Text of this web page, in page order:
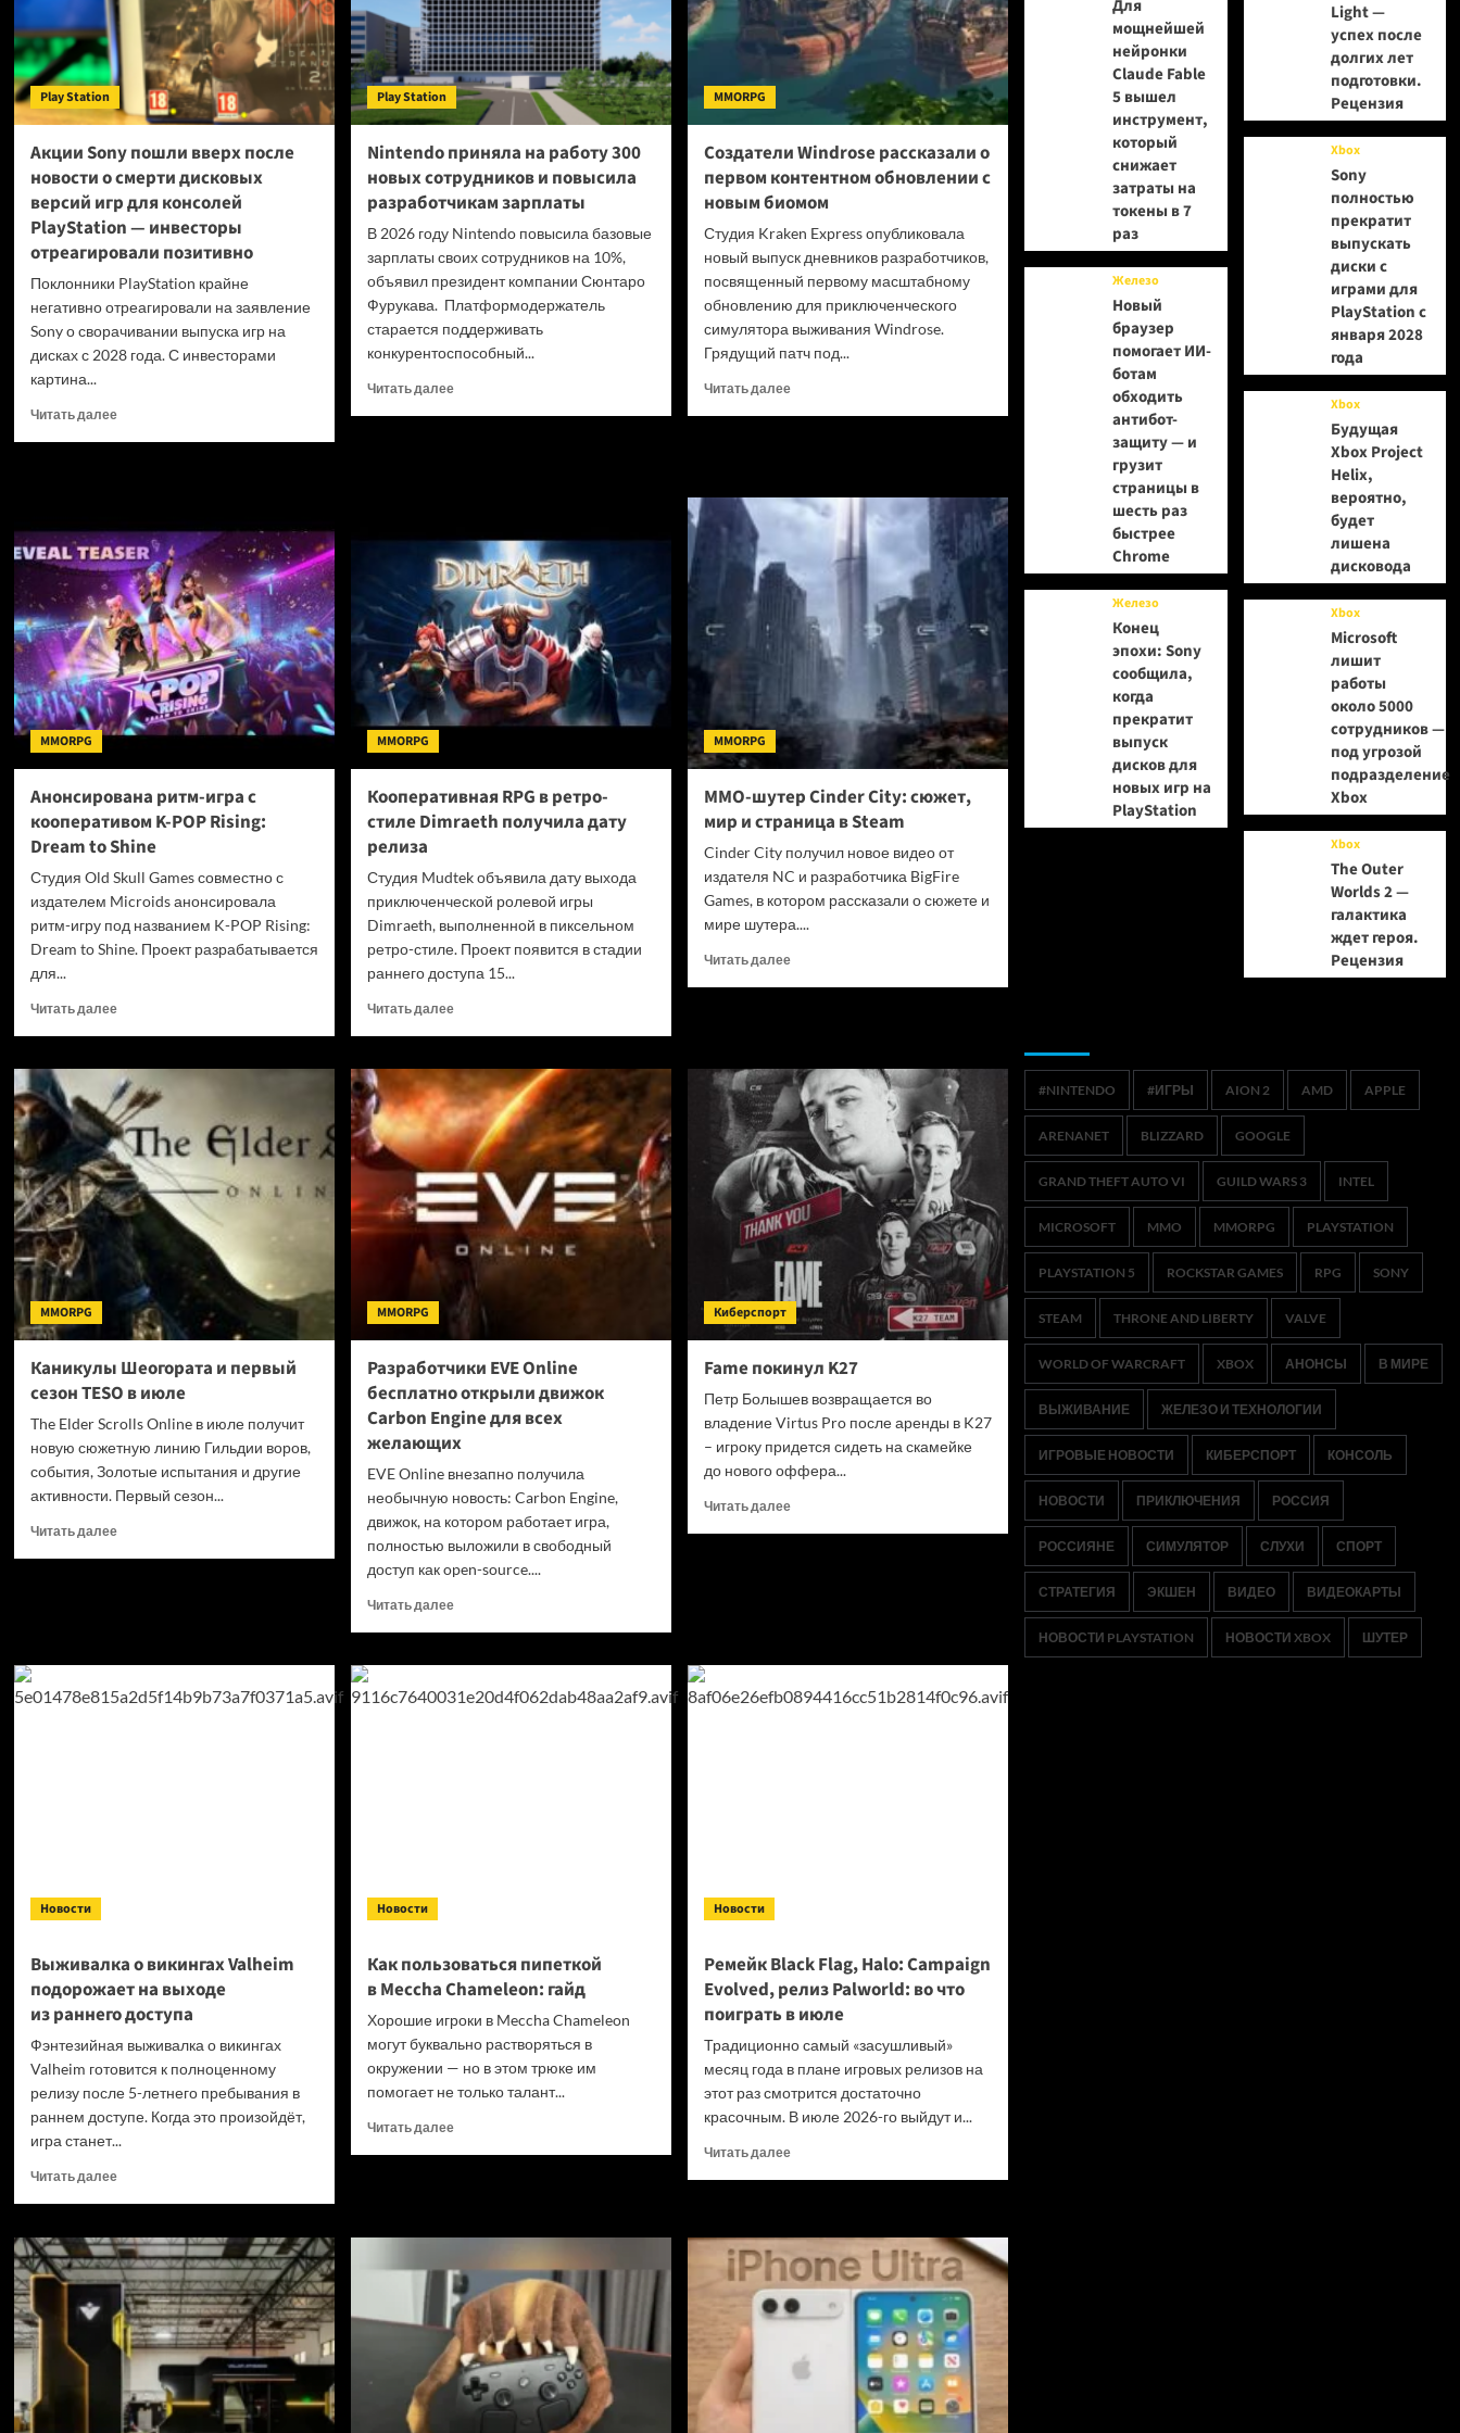
Play Station
Акции Sony пошли вверх после
новости о смерти дисковых
версий игр для консолей
PlayStation — инвесторы
отреагировали позитивно
Поклонники PlayStation крайне
негативно отреагировали на заявление
Sony о сворачивании выпуска игр на
дисках с 2028 года. С инвесторами
картина...
Читать далееПрочитать
вверх
после
новости
о
смерти
дисковых
версий
игр
для
консолей
PlayStation
отреагировали
позитивно
Play Station
Nintendo приняла на работу 300
новых сотрудников и повысила
разработчикам зарплаты
В 2026 году Nintendo повысила базовые
зарплаты своих сотрудников на 10%,
объявил президент компании Сюнтаро
Фурукава. Платформодержатель
старается поддерживать
конкурентоспособный...
Читать далееПрочитать
новых
сотрудников
и
повысила
разработчикам
зарплаты
MMORPG
Создатели Windrose рассказали о
первом контентном обновлении с
новым биомом
Студия Kraken Express опубликовала
новый выпуск дневников разработчиков,
посвященный первому масштабному
обновлению для приключенческого
симулятора выживания Windrose.
Грядущий патч под...
Читать далееПрочитать
о
контентном
обновлении
с
новым
биомом
MMORPG
Анонсирована ритм-игра с
кооперативом K-POP Rising:
Dream to Shine
Студия Old Skull Games совместно с
издателем Microids анонсировала
ритм-игру под названием K-POP Rising:
Dream to Shine. Проект разрабатывается
для...
Читать далееПрочитать
Анонсирована
ритм-
игра
с
кооперативом
K-
POP
Rising:
Dream
Shine
MMORPG
Кооперативная RPG в ретро-
стиле Dimraeth получила дату
релиза
Студия Mudtek объявила дату выхода
приключенческой ролевой игры
Dimraeth, выполненной в пиксельном
ретро-стиле. Проект появится в стадии
раннего доступа 15...
Читать далееПрочитать
Кооперативная
RPG
в
ретро-
стиле
Dimraeth
получила
дату
релиза
MMORPG
MMO-шутер Cinder City: сюжет,
мир и страница в Steam
Cinder City получил новое видео от
издателя NC и разработчика BigFire
Games, в котором рассказали о сюжете и
мире шутера....
Читать далееПрочитать
City:
сюжет,
мир
страница
в
Steam
MMORPG
Каникулы Шеогората и первый
сезон TESO в июле
The Elder Scrolls Online в июле получит
новую сюжетную линию Гильдии воров,
события, Золотые испытания и другие
активности. Первый сезон...
Читать далееПрочитать
TESO
MMORPG
Разработчики EVE Online
бесплатно открыли движок
Carbon Engine для всех
желающих
EVE Online внезапно получила
необычную новость: Carbon Engine,
движок, на котором работает игра,
полностью выложили в свободный
доступ как open-source....
Читать далееПрочитать
Разработчики
Online
Киберспорт
Fame покинул K27
Петр Болышев возвращается во
владение Virtus Pro после аренды в K27
– игроку придется сидеть на скамейке
до нового оффера...
Читать далееПрочитать
Новости
Выживалка о викингах Valheim
подорожает на выходе
из раннего доступа
Фэнтезийная выживалка о викингах
Valheim готовится к полноценному
релизу после 5-летнего пребывания в
раннем доступе. Когда это произойдёт,
игра станет...
Читать далееПрочитать
Выживалка
о викингах
Valheim
подорожает
на выходе
из раннего
доступа
Новости
Как пользоваться пипеткой
в Meccha Chameleon: гайд
Хорошие игроки в Meccha Chameleon
могут буквально растворяться в
окружении — но в этом трюке им
помогает не только талант...
Читать далееПрочитать
Chameleon:
гайд
Новости
Ремейк Black Flag, Halo: Campaign
Evolved, релиз Palworld: во что
поиграть в июле
Традиционно самый «засушливый»
месяц года в плане игровых релизов на
этот раз смотрится достаточно
красочным. В июле 2026-го выйдут и...
Читать далееПрочитать
Halo:
Campaign
Evolved,
Palworld:
во что
Для
мощнейшей
нейронки
Claude Fable
5 вышел
инструмент,
который
снижает
затраты на
токены в 7
раз
Железо
Новый
браузер
помогает ИИ-
ботам
обходить
антибот-
защиту — и
грузит
страницы в
шесть раз
быстрее
Chrome
Железо
Конец
эпохи: Sony
сообщила,
когда
прекратит
выпуск
дисков для
новых игр на
PlayStation
Light —
успех после
долгих лет
подготовки.
Рецензия
Xbox
Sony
полностью
прекратит
выпускать
диски с
играми для
PlayStation с
января 2028
года
Xbox
Будущая
Xbox Project
Helix,
вероятно,
будет
лишена
дисковода
Xbox
Microsoft
лишит
работы
около 5000
сотрудников —
под угрозой
подразделение
Xbox
Xbox
The Outer
Worlds 2 —
галактика
ждет героя.
Рецензия
#NINTENDO #ИГРЫ AION 2 AMD APPLE
ARENANET BLIZZARD GOOGLE
GRAND THEFT AUTO VI GUILD WARS 3 INTEL
MICROSOFT MMO MMORPG PLAYSTATION
PLAYSTATION 5 ROCKSTAR GAMES RPG SONY
STEAM THRONE AND LIBERTY VALVE
WORLD OF WARCRAFT XBOX АНОНСЫ В МИРЕ
ВЫЖИВАНИЕ ЖЕЛЕЗО И ТЕХНОЛОГИИ
ИГРОВЫЕ НОВОСТИ КИБЕРСПОРТ КОНСОЛЬ
НОВОСТИ ПРИКЛЮЧЕНИЯ РОССИЯ
РОССИЯНЕ СИМУЛЯТОР СЛУХИ СПОРТ
СТРАТЕГИЯ ЭКШЕН ВИДЕО ВИДЕОКАРТЫ
НОВОСТИ PLAYSTATION НОВОСТИ XBOX ШУТЕР